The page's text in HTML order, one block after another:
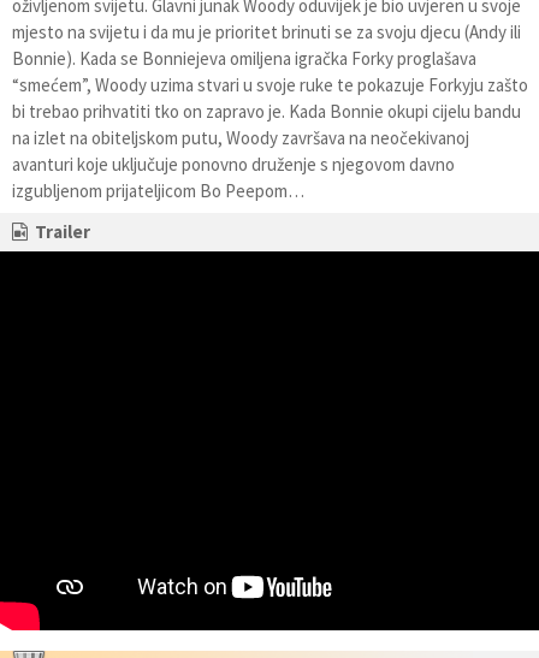
oživljenom svijetu. Glavni junak Woody oduvijek je bio uvjeren u svoje
mjesto na svijetu i da mu je prioritet brinuti se za svoju djecu (Andy ili
Bonnie). Kada se Bonniejeva omiljena igračka Forky proglašava
“smećem”, Woody uzima stvari u svoje ruke te pokazuje Forkyju zašto
bi trebao prihvatiti tko on zapravo je. Kada Bonnie okupi cijelu bandu
na izlet na obiteljskom putu, Woody završava na neočekivanoj
avanturi koje uključuje ponovno druženje s njegovom davno
izgubljenom prijateljicom Bo Peepom…
Trailer